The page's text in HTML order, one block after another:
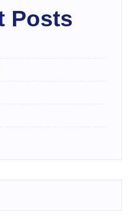
Posts